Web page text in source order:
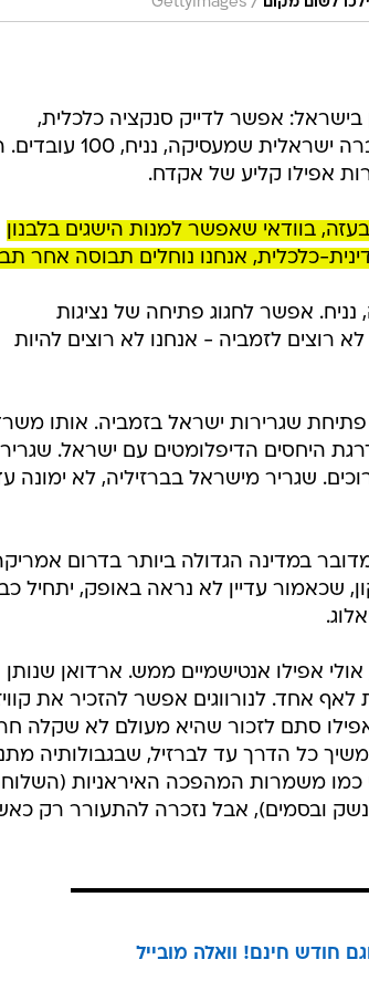
לשום מקום /
GettyImages
בישראל: אפשר לדייק סנקציה כלכלית,
רשמית-מדינית או ציבורית-אזרחית כך שתפגע בחברה ישראלית
אפילו קליע של אקדח.
בוודאי שאפשר למנות הישגים בלבנון
כלכלית, אנחנו נוחלים תבוסה אחר
אפשר לחגוג פתיחה של נציגות
רוצים לזמביה - אנחנו לא רוצים להיות
שגרירות ישראל בזמביה. אותו
היחסים הדיפלומטים עם ישראל. שגריר
שגריר מישראל בברזיליה, לא ימונה
במדינה הגדולה ביותר בדרום
שכאמור עדיין לא נראה באופק, יתחיל
אפילו אנטישמיים ממש. ארדואן שנותן
אחד. לנורווגים אפשר להזכיר את
סתם לזכור שהיא מעולם לא שקלה
כל הדרך עד לברזיל, שבגבולותיה
כמו משמרות המהפכה האיראניות
ובסמים), אבל נזכרה להתעורר רק
שקלים וגם חודש חינם! וואלה מובייל